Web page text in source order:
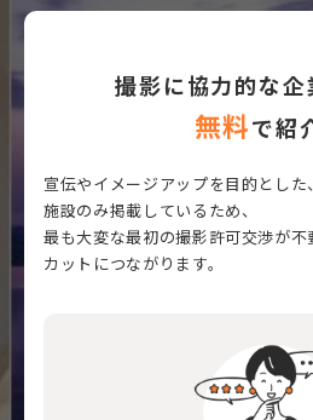
撮影に協力的な企
無料で紹
宣伝やイメージアップを目的とした
施設のみ掲載しているため、
最も大変な最初の撮影許可交渉が不
カットにつながります。